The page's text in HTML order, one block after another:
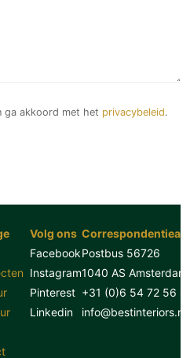
ga akkoord met het privacybeleid.
Volg ons
Facebook
Instagram
Pinterest
Linkedin
Postbus 56726
1040 AS Amsterdam
+31 (0)6 54 72 56
info@bestinteriors.nl